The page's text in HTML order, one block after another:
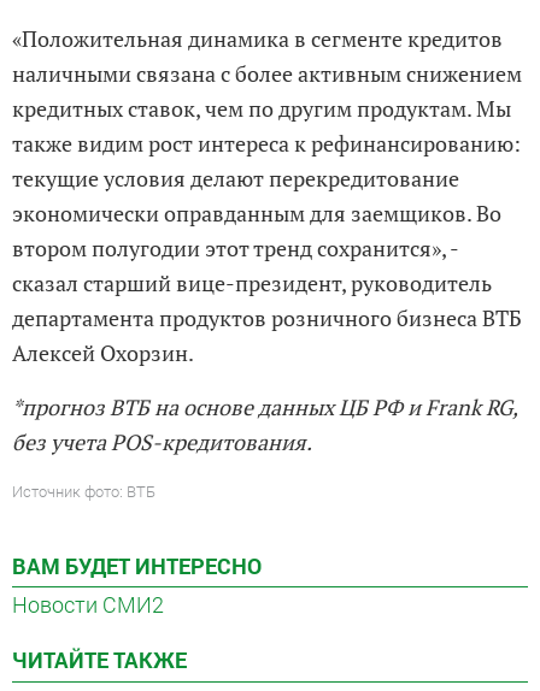
«Положительная динамика в сегменте кредитов
наличными связана с более активным снижением
кредитных ставок, чем по другим продуктам. Мы
также видим рост интереса к рефинансированию:
текущие условия делают перекредитование
экономически оправданным для заемщиков. Во
втором полугодии этот тренд сохранится», -
сказал старший вице-президент, руководитель
департамента продуктов розничного бизнеса ВТБ
Алексей Охорзин.
*прогноз ВТБ на основе данных ЦБ РФ и Frank RG,
без учета POS-кредитования.
Источник фото: ВТБ
ВАМ БУДЕТ ИНТЕРЕСНО
Новости СМИ2
ЧИТАЙТЕ ТАКЖЕ